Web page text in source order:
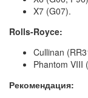
X7 (G07).
Rolls-Royce:
Cullinan
Phantom VIII
Рекомендация: